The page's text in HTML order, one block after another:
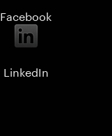
Facebook
LinkedIn